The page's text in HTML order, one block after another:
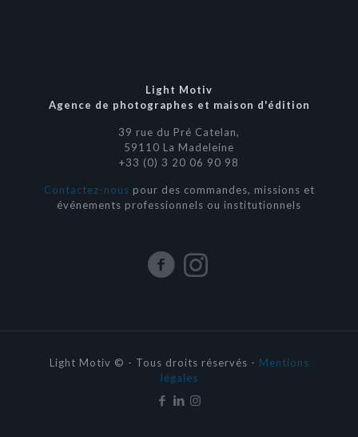
Light Motiv
Agence de photographes et maison d'édition
39 rue du Pré Catelan,
59110 La Madeleine
+33 (0) 3 20 06 90 98
Contactez-nous pour des commandes, missions et
événements professionnels ou institutionnels
Light Motiv © - Tous droits réservés - Mentions
légales